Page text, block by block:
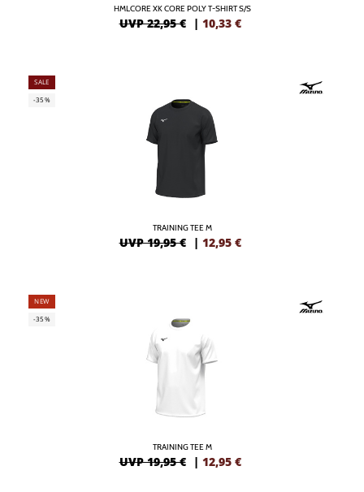
HMLCORE XK CORE POLY T-SHIRT S/S
UVP 22,95 € | 10,33 €
SALE
-35%
TRAINING TEE M
UVP 19,95 € | 12,95 €
NEW
-35%
TRAINING TEE M
UVP 19,95 € | 12,95 €